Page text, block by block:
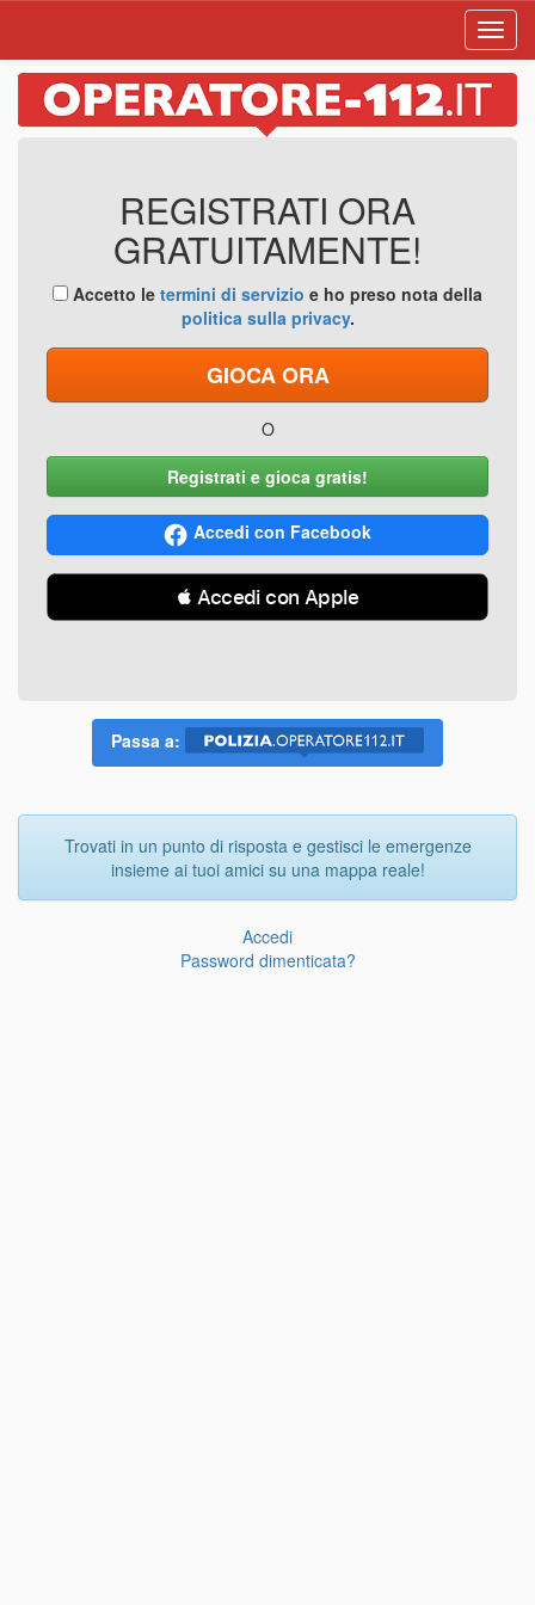
REGISTRATI ORA
GRATUITAMENTE!
Accetto le termini di servizio e ho preso nota della
politica sulla privacy.
GIOCA ORA
O
Registrati e gioca gratis!
Accedi con Facebook
 Accedi con Apple
Passa a:
Trovati in un punto di risposta e gestisci le emergenze
insieme ai tuoi amici su una mappa reale!
Accedi
Password dimenticata?